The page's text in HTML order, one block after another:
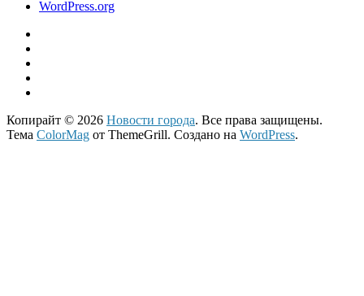
WordPress.org
Копирайт © 2026 Новости города. Все права защищены.
Тема ColorMag от ThemeGrill. Создано на WordPress.